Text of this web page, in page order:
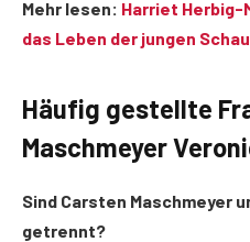
Mehr lesen: Harriet Herbig-
das Leben der jungen
Häufig gestellte
Maschmeyer
Sind Carsten Maschmeyer
getrennt?